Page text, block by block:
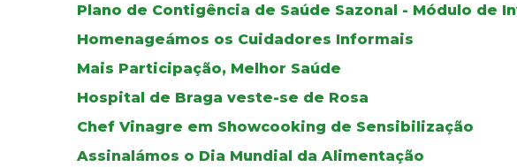
Plano de Contigência de Saúde Sazonal - Módulo de
Homenageámos os Cuidadores Informais
Mais Participação, Melhor Saúde
Hospital de Braga veste-se de Rosa
Chef Vinagre em Showcooking de Sensibilização
Assinalámos o Dia Mundial da Alimentação